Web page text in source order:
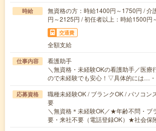
時給
無資格の方：時給1400円～1750円 / 介
円～2125円 / 初任者以上：時給1500円
交通費
全額支給
仕事内容
看護助手
＼無資格・未経験OKの看護助手／医療
ので未経験でも安心！▽具体的には…
応募資格
職種未経験OK / ブランクOK / パソコン
要
＼無資格＊未経験OK／★年齢不問・ブ
要・来社不要（電話登録OK）★社会保